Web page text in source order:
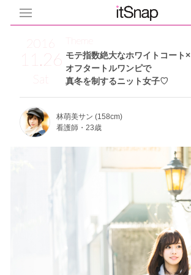
2016
11.26
Sat
モテ指数絶大なホワイトコート×
オフタートルワンピで
真冬を制するニット女子♡
Theme
林萌美サン (158cm)
看護師・23歳